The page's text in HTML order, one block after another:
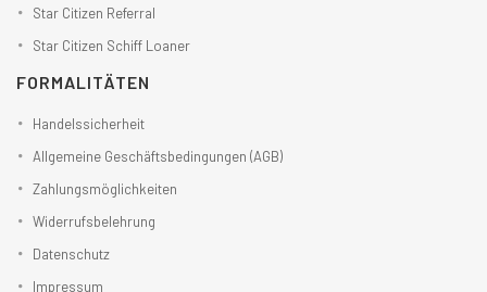
Star Citizen Referral
Star Citizen Schiff Loaner
FORMALITÄTEN
Handelssicherheit
Allgemeine Geschäftsbedingungen (AGB)
Zahlungsmöglichkeiten
Widerrufsbelehrung
Datenschutz
Impressum